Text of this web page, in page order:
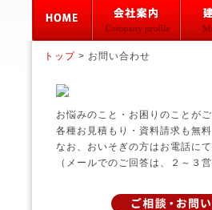
トップ > お問い合わせ
お悩みのこと・お困りのことが
各種お見積もり・資料請求も無
なお、おいそぎの方はお電話に
（メールでのご回答は、２～３